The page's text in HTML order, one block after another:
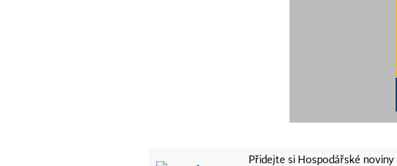
Přidejte si Hospodářské noviny